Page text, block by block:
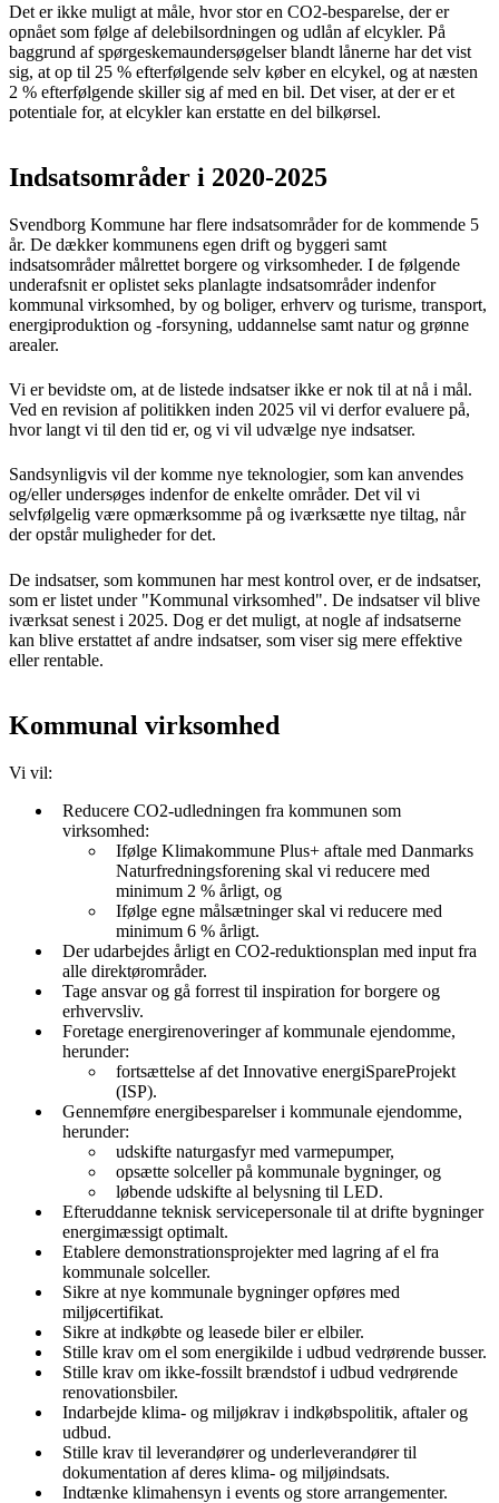
Det er ikke muligt at måle, hvor stor en CO2-besparelse, der er
opnået som følge af delebilsordningen og udlån af elcykler. På
baggrund af spørgeskemaundersøgelser blandt lånerne har det vist
sig, at op til 25 % efterfølgende selv køber en elcykel, og at næsten
2 % efterfølgende skiller sig af med en bil. Det viser, at der er et
potentiale for, at elcykler kan erstatte en del bilkørsel.
Indsatsområder i 2020-2025
Svendborg Kommune har flere indsatsområder for de kommende 5
år. De dækker kommunens egen drift og byggeri samt
indsatsområder målrettet borgere og virksomheder. I de følgende
underafsnit er oplistet seks planlagte indsatsområder indenfor
kommunal virksomhed, by og boliger, erhverv og turisme, transport,
energiproduktion og -forsyning, uddannelse samt natur og grønne
arealer.
Vi er bevidste om, at de listede indsatser ikke er nok til at nå i mål.
Ved en revision af politikken inden 2025 vil vi derfor evaluere på,
hvor langt vi til den tid er, og vi vil udvælge nye indsatser.
Sandsynligvis vil der komme nye teknologier, som kan anvendes
og/eller undersøges indenfor de enkelte områder. Det vil vi
selvfølgelig være opmærksomme på og iværksætte nye tiltag, når
der opstår muligheder for det.
De indsatser, som kommunen har mest kontrol over, er de indsatser,
som er listet under "Kommunal virksomhed". De indsatser vil blive
iværksat senest i 2025. Dog er det muligt, at nogle af indsatserne
kan blive erstattet af andre indsatser, som viser sig mere effektive
eller rentable.
Kommunal virksomhed
Vi vil:
Reducere CO2-udledningen fra kommunen som
virksomhed:
Ifølge Klimakommune Plus+ aftale med Danmarks
Naturfredningsforening skal vi reducere med
minimum 2 % årligt, og
Ifølge egne målsætninger skal vi reducere med
minimum 6 % årligt.
Der udarbejdes årligt en CO2-reduktionsplan med input fra
alle direktørområder.
Tage ansvar og gå forrest til inspiration for borgere og
erhvervsliv.
Foretage energirenoveringer af kommunale ejendomme,
herunder:
fortsættelse af det Innovative energiSpareProjekt
(ISP).
Gennemføre energibesparelser i kommunale ejendomme,
herunder:
udskifte naturgasfyr med varmepumper,
opsætte solceller på kommunale bygninger, og
løbende udskifte al belysning til LED.
Efteruddanne teknisk servicepersonale til at drifte bygninger
energimæssigt optimalt.
Etablere demonstrationsprojekter med lagring af el fra
kommunale solceller.
Sikre at nye kommunale bygninger opføres med
miljøcertifikat.
Sikre at indkøbte og leasede biler er elbiler.
Stille krav om el som energikilde i udbud vedrørende busser.
Stille krav om ikke-fossilt brændstof i udbud vedrørende
renovationsbiler.
Indarbejde klima- og miljøkrav i indkøbspolitik, aftaler og
udbud.
Stille krav til leverandører og underleverandører til
dokumentation af deres klima- og miljøindsats.
Indtænke klimahensyn i events og store arrangementer.